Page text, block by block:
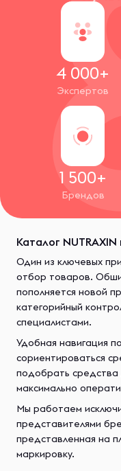
4 000+
Экспертов
1 500+
Брендов
Каталог
Один из ключевых
отбор товаров.
пополняется новой
категорийный
специалистами.
Удобная навигация
сориентироваться
подобрать
максимально
Мы работаем
представителями
представленная на
маркировку.